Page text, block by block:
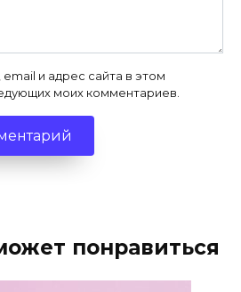
и адрес сайта в этом
моих комментариев.
понравиться